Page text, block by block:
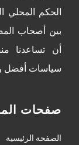
الحكم المحلي
بين أصحاب
أن تساعدنا
سياسات أفضل
صفحات
الصفحة الرئيسية